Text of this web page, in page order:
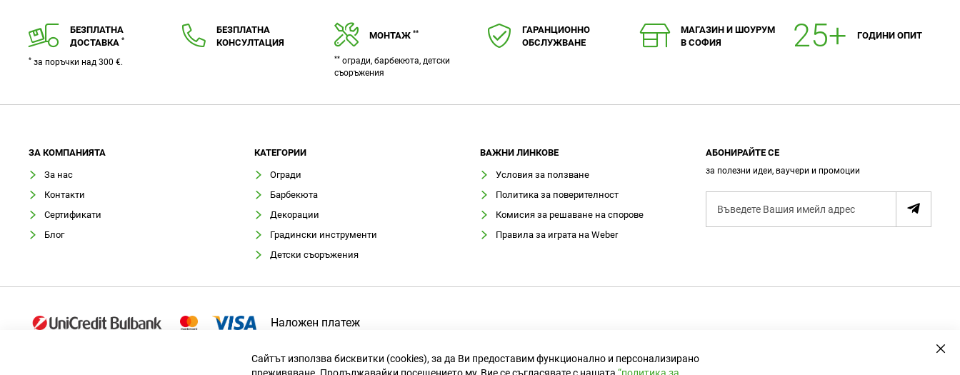
БЕЗПЛАТНА
ДОСТАВКА *
* за поръчки над 300 €.
БЕЗПЛАТНА
КОНСУЛТАЦИЯ
МОНТАЖ **
** огради, барбекюта, детски
съоръжения
ГАРАНЦИОННО
ОБСЛУЖВАНЕ
МАГАЗИН И ШОУРУМ
В СОФИЯ
ГОДИНИ ОПИТ
ЗA КОМПАНИЯТА
За нас
Контакти
Сертификати
Блог
КАТЕГОРИИ
Огради
Барбекюта
Декорации
Градински инструменти
Детски съоръжения
ВАЖНИ ЛИНКОВЕ
Условия за ползване
Политика за поверителност
Комисия за решаване на спорове
Правила за играта на Weber
АБОНИРАЙТЕ СЕ
за полезни идеи, ваучери и промоции
А
о
н
Наложен платеж
Сайтът използва бисквитки (cookies), за да Ви предоставим функционално и персонализирано